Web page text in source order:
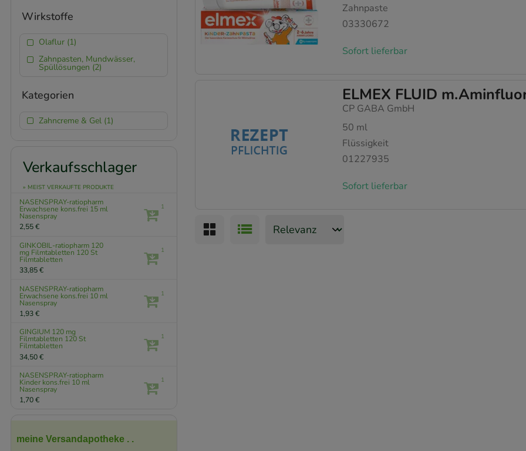
Zahnpaste
03330672
Sofort lieferbar
ELMEX FLUID
CP GABA GmbH
50 ml
Flüssigkeit
01227935
Sofort lieferbar
Wirkstoffe
Olaflur (1)
Zahnpasten, Mundwässer,
Spüllösungen (2)
Kategorien
Zahncreme & Gel (1)
Verkaufsschlager
» MEIST VERKAUFTE PRODUKTE
NASENSPRAY-ratiopharm
Erwachsene kons.frei 15 ml
Nasenspray
2,55 €
1
GINKOBIL-ratiopharm 120
mg Filmtabletten 120 St
Filmtabletten
33,85 €
1
NASENSPRAY-ratiopharm
Erwachsene kons.frei 10 ml
Nasenspray
1,93 €
1
GINGIUM 120 mg
Filmtabletten 120 St
Filmtabletten
34,50 €
1
NASENSPRAY-ratiopharm
Kinder kons.frei 10 ml
Nasenspray
1,70 €
1
meine Versandapotheke . .